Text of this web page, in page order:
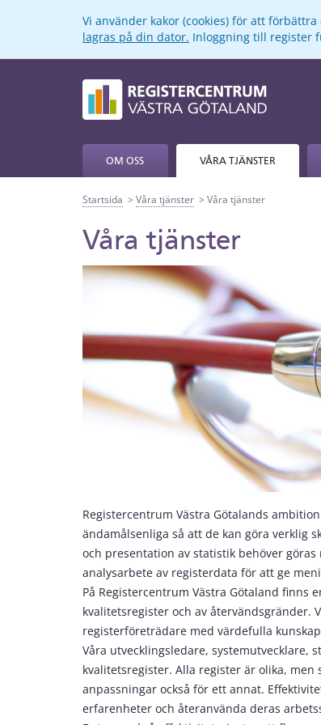
Vi använder kakor (cookies) för att
lagras på din dator. Inloggning till register
OM OSS VÅRA TJÄNSTER
Startsida Våra tjänster Våra tjänster
Våra tjänster
Registercentrum Västra Götalands
ändamålsenliga så att de kan göra verklig
och presentation av statistik behöver
analysarbete av registerdata för att ge
På Registercentrum Västra Götaland finns
kvalitetsregister och av återvändsgränder.
registerföreträdare med värdefulla
Våra utvecklingsledare, systemutvecklare,
kvalitetsregister. Alla register är olika,
anpassningar också för ett annat.
erfarenheter och återanvända deras